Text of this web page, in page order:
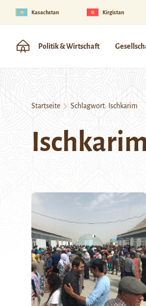
Kasachstan Kirgistan
Politik & Wirtschaft
Startseite Schlagwort: Ischkarim
Ischkarim